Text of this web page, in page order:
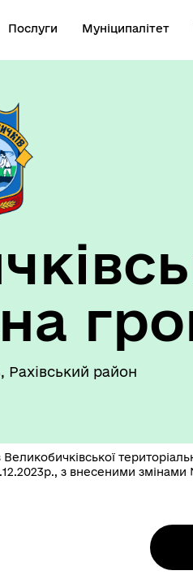
Послуги Муніципалітет
Рахівський район
з внесеними змінами